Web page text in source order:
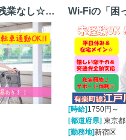
＼即日開始／残業なし☆事務未経験OK!!書類発送や入力など＠東伏見
[時給]1750円～
[都道府県] 東京都
[勤務地]新宿区